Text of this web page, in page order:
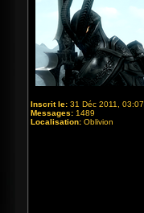
Inscrit le: 31 Déc 2011, 03:07
Messages: 1489
Localisation: Oblivion